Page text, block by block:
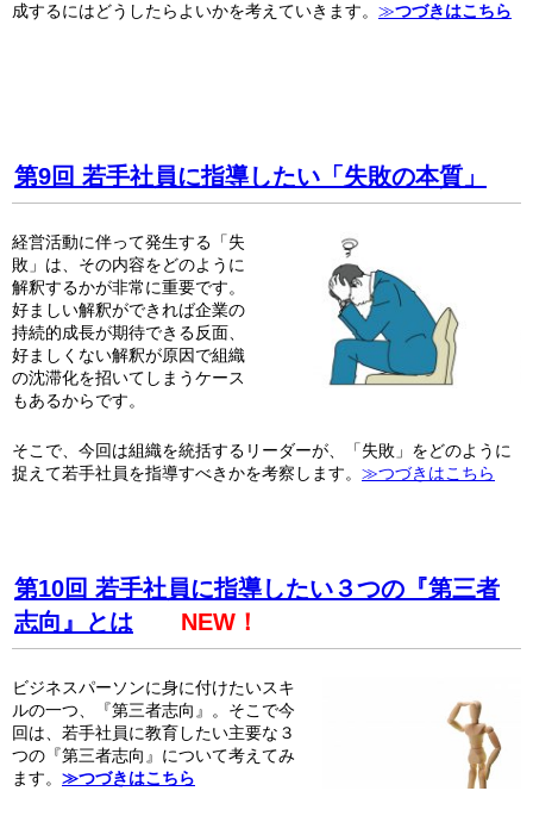
成するにはどうしたらよいかを考えていきます。 ≫つづきはこちら
第9回 若手社員に指導したい「失敗の本質」
経営活動に伴って発生する「失
敗」は、その内容をどのように
解釈するかが非常に重要です。
好ましい解釈ができれば企業の
持続的成長が期待できる反面、
好ましくない解釈が原因で組織
の沈滞化を招いてしまうケース
もあるからです。
そこで、今回は組織を統括するリーダーが、「失敗」をどのように
捉えて若手社員を指導すべきかを考察します。 ≫つづきはこちら
第10回 若手社員に指導したい３つの『第三者
志向』とは
NEW！
ビジネスパーソンに身に付けたいスキ
ルの一つ、『第三者志向』。そこで今
回は、若手社員に教育したい主要な３
つの『第三者志向』について考えてみ
ます。 ≫つづきはこちら